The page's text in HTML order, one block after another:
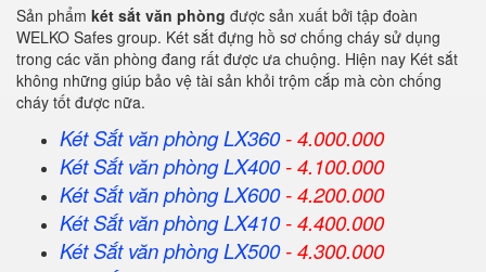
Sản phẩm két sắt văn phòng được sản xuất bởi tập đoàn
WELKO Safes group. Két sắt đựng hồ sơ chống cháy sử dụng
trong các văn phòng đang rất được ưa chuộng. Hiện nay Két sắt
không những giúp bảo vệ tài sản khỏi trộm cắp mà còn chống
cháy tốt được nữa.
Két Sắt văn phòng LX360- 4.000.000
Két Sắtvăn phòngLX400- 4.100.000
Két Sắtvăn phòngLX600- 4.200.000
Két Sắtvăn phòngLX410- 4.400.000
Két Sắtvăn phòngLX500- 4.300.000